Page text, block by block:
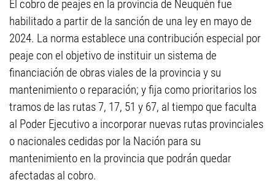
El cobro de peajes en la provincia de Neuquén fue
habilitado a partir de la sanción de una ley en mayo de
2024. La norma establece una contribución especial por
peaje con el objetivo de instituir un sistema de
financiación de obras viales de la provincia y su
mantenimiento o reparación; y fija como prioritarios los
tramos de las rutas 7, 17, 51 y 67, al tiempo que faculta
al Poder Ejecutivo a incorporar nuevas rutas provinciales
o nacionales cedidas por la Nación para su
mantenimiento en la provincia que podrán quedar
afectadas al cobro.